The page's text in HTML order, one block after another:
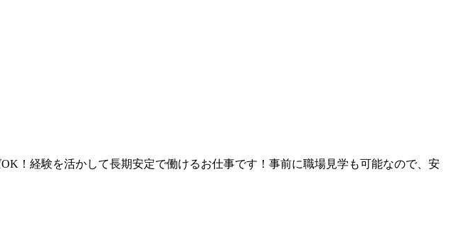
！経験を活かして長期安定で働けるお仕事です！事前に職場見学も可能なので、安